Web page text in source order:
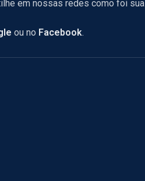
em nossas redes como foi sua
ou no Facebook.